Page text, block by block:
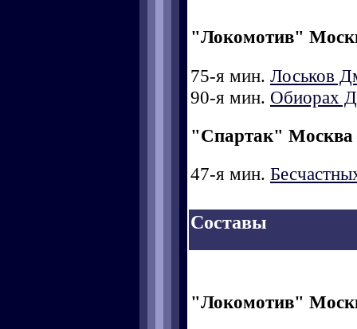
"Локомотив"
75-я мин. Лоськов
90-я мин. Обиорах
"Спартак" Москва
47-я мин.
Составы
"Локомотив"